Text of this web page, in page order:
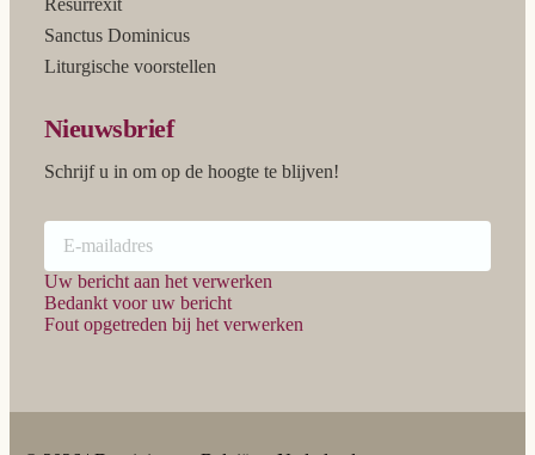
Sanctus Dominicus
Liturgische voorstellen
Nieuwsbrief
Schrijf u in om op de hoogte te blijven!
Uw bericht aan het verwerken
Bedankt voor uw bericht
Fout opgetreden bij het verwerken